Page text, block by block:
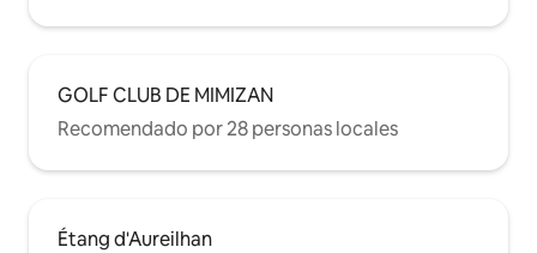
GOLF CLUB DE MIMIZAN
Recomendado por 28 personas locales
Étang d'Aureilhan